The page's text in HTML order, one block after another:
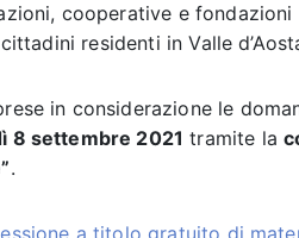
cooperative e
residenti in Valle
in considerazione le
8 settembre 2021 tramite la
.
a titolo gratuito di